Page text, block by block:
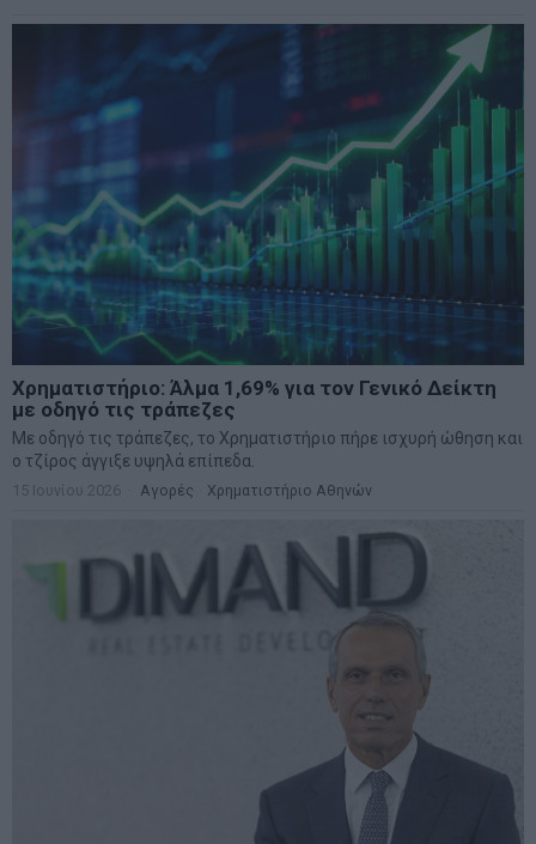
Χρηματιστήριο: Άλμα 1,69% για τον Γενικό Δείκτη
με οδηγό τις τράπεζες
Με οδηγό τις τράπεζες, το Χρηματιστήριο πήρε ισχυρή ώθηση και
ο τζίρος άγγιξε υψηλά επίπεδα.
15 Ιουνίου 2026 Αγορές Χρηματιστήριο Αθηνών